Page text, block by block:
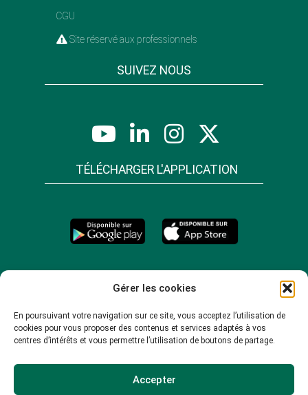
Gérer les cookies
En poursuivant votre navigation sur ce site, vous acceptez l’utilisation de
cookies pour vous proposer des contenus et services adaptés à vos
centres d’intérêts et vous permettre l’utilisation de boutons de partage.
Accepter
CGU
Site réservé aux professionnels
SUIVEZ NOUS
TÉLÉCHARGER L'APPLICATION